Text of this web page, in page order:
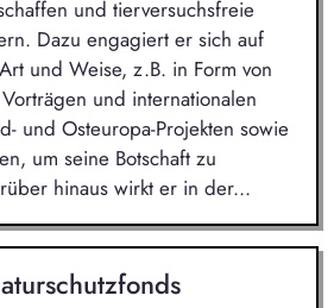
und tierversuchsfreie
Dazu engagiert er sich auf
und Weise, z.B. in Form von
und internationalen
und Osteuropa-Projekten sowie
um seine Botschaft zu
hinaus wirkt er in der...